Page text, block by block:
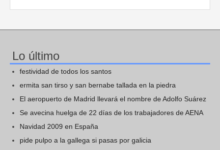
Lo último
festividad de todos los santos
ermita san tirso y san bernabe tallada en la piedra
El aeropuerto de Madrid llevará el nombre de Adolfo Suárez
Se avecina huelga de 22 días de los trabajadores de AENA
Navidad 2009 en España
pide pulpo a la gallega si pasas por galicia